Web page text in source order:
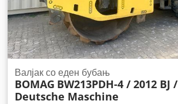
Валјак со еден бубањ
BOMAG BW213PDH-4 / 2012 BJ /
Deutsche Maschine